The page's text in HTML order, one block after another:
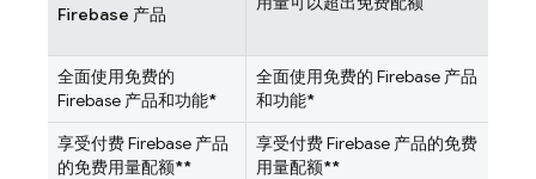
Firebase 产品
全面使用免费的
Firebase 产品和功能*
全面使用免费的 Firebase 产品
和功能*
享受付费 Firebase 产品
的免费用量配额**
享受付费 Firebase 产品的免费
用量配额**